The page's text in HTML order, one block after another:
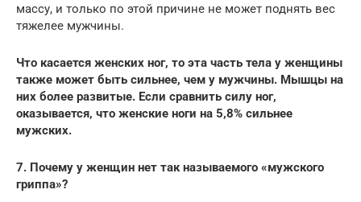
массу, и только по этой причине не может поднять вес
тяжелее мужчины.
Что касается женских ног, то эта часть тела у женщины
также может быть сильнее, чем у мужчины. Мышцы на
них более развитые. Если сравнить силу ног,
оказывается, что женские ноги на 5,8% сильнее
мужских.
7. Почему у женщин нет так называемого «мужского
гриппа»?